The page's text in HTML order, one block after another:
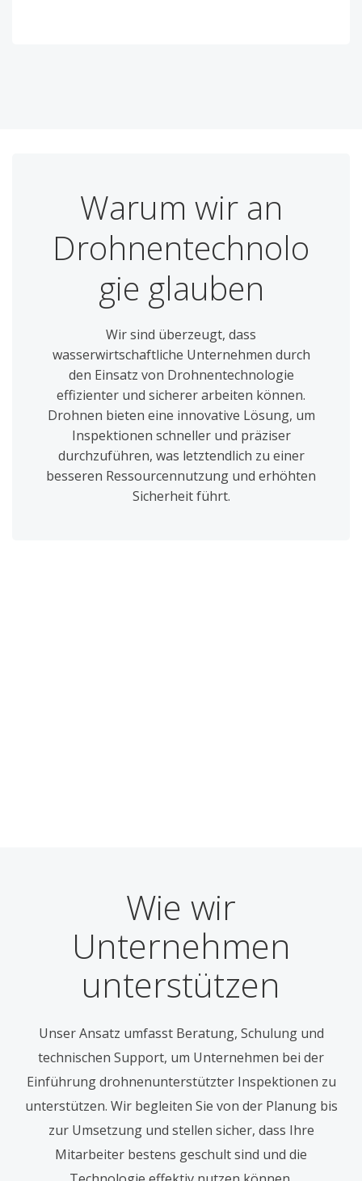
Warum wir an
Drohnentechnolo
gie glauben
Wir sind überzeugt, dass
wasserwirtschaftliche Unternehmen durch
den Einsatz von Drohnentechnologie
effizienter und sicherer arbeiten können.
Drohnen bieten eine innovative Lösung, um
Inspektionen schneller und präziser
durchzuführen, was letztendlich zu einer
besseren Ressourcennutzung und erhöhten
Sicherheit führt.
Wie wir
Unternehmen
unterstützen
Unser Ansatz umfasst Beratung, Schulung und
technischen Support, um Unternehmen bei der
Einführung drohnenunterstützter Inspektionen zu
unterstützen. Wir begleiten Sie von der Planung bis
zur Umsetzung und stellen sicher, dass Ihre
Mitarbeiter bestens geschult sind und die